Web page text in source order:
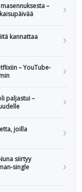
–
kannattaa
– YouTube-
paljastui –
joilla
siirtyy
single